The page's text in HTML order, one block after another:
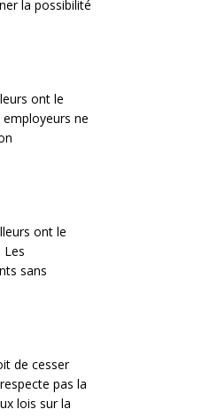
la possibilité
ont le
ne
ont le
Les
sans
de cesser
pas la
lois sur la